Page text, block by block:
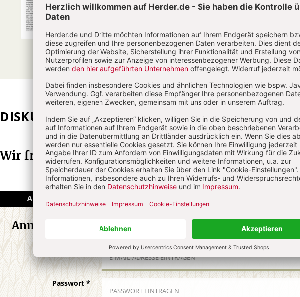
DISKUSSION
Wir freuen uns über Ihren Kommentar
ANGEMELDET KOMMENTIEREN
Anmeldung
Passwort*